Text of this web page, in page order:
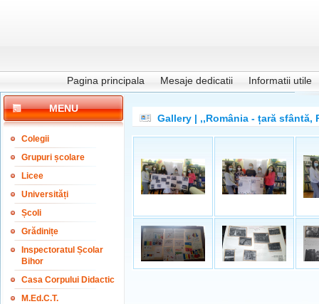
Pagina principala Mesaje dedicatii Informatii utile
MENU
Colegii
Grupuri școlare
Licee
Universități
Școli
Grădinițe
Inspectoratul Școlar
Bihor
Casa Corpului Didactic
M.Ed.C.T.
Gallery | ,,România - țară sfântă,